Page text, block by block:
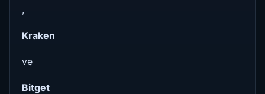
,
Kraken
ve
Bitget